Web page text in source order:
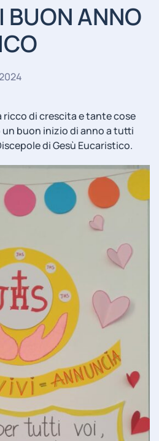
BUON ANNO
ricco di crescita e tante cose
buon inizio di anno a tutti
di Gesù Eucaristico.